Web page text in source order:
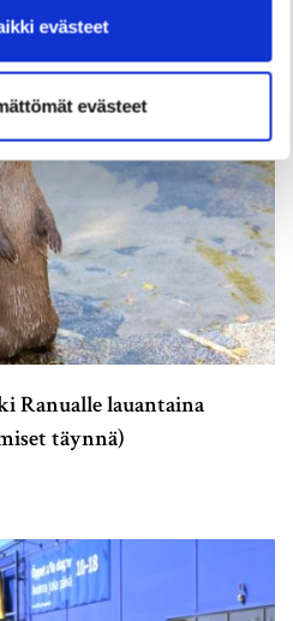
evästeet
evästeet
Ranualle lauantaina
täynnä)